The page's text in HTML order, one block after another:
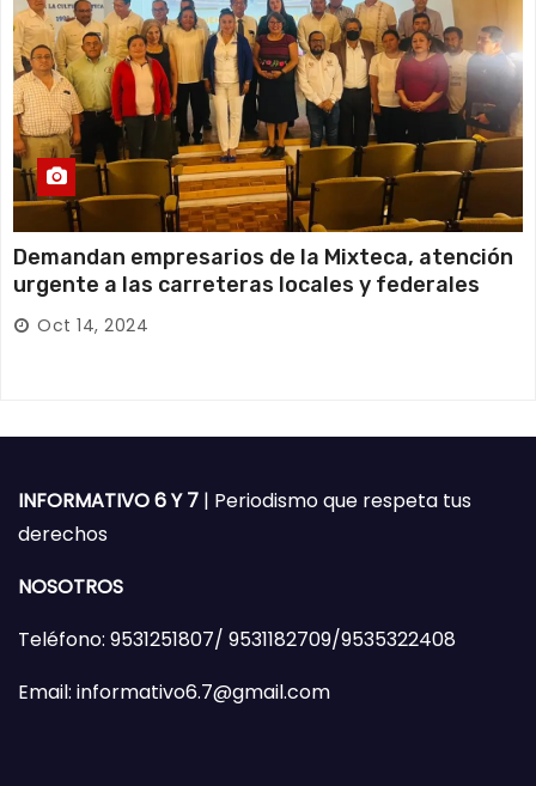
Demandan empresarios de la Mixteca, atención
urgente a las carreteras locales y federales
Oct 14, 2024
INFORMATIVO 6 Y 7 | Periodismo que respeta tus
derechos
NOSOTROS
Teléfono: 9531251807/ 9531182709/9535322408
Email: informativo6.7@gmail.com